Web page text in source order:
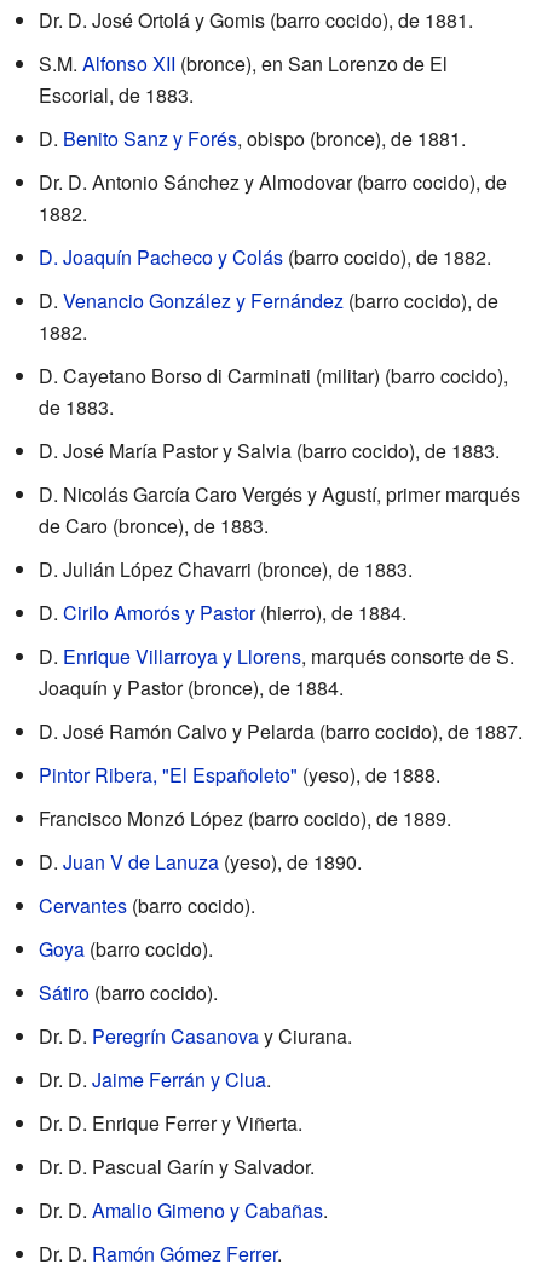
Dr. D. José Ortolá y Gomis (barro cocido), de 1881.
S.M. Alfonso XII (bronce), en San Lorenzo de El
Escorial, de 1883.
D. Benito Sanz y Forés, obispo (bronce), de 1881.
Dr. D. Antonio Sánchez y Almodovar (barro cocido), de
1882.
D. Joaquín Pacheco y Colás (barro cocido), de 1882.
D. Venancio González y Fernández (barro cocido), de
1882.
D. Cayetano Borso di Carminati (militar) (barro cocido),
de 1883.
D. José María Pastor y Salvia (barro cocido), de 1883.
D. Nicolás García Caro Vergés y Agustí, primer marqués
de Caro (bronce), de 1883.
D. Julián López Chavarri (bronce), de 1883.
D. Cirilo Amorós y Pastor(hierro), de 1884.
D. Enrique Villarroya y Llorens, marqués consorte de S.
Joaquín y Pastor (bronce), de 1884.
D. José Ramón Calvo y Pelarda (barro cocido), de 1887.
Pintor Ribera, "El Españoleto" (yeso), de 1888.
Francisco Monzó López (barro cocido), de 1889.
D. Juan V de Lanuza (yeso), de 1890.
Cervantes (barro cocido).
Goya (barro cocido).
Sátiro (barro cocido).
Dr. D. Peregrín Casanovay Ciurana.
Dr. D. Jaime Ferrán y Clua.
Dr. D. Enrique Ferrer y Viñerta.
Dr. D. Pascual Garín y Salvador.
Dr. D. Amalio Gimeno y Cabañas.
Dr. D. Ramón Gómez Ferrer.